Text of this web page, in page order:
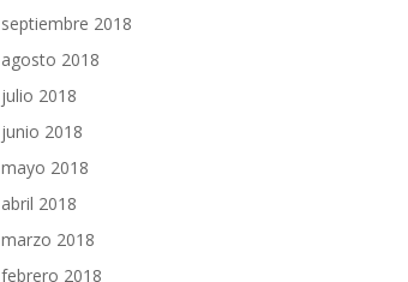
septiembre 2018
agosto 2018
julio 2018
junio 2018
mayo 2018
abril 2018
marzo 2018
febrero 2018